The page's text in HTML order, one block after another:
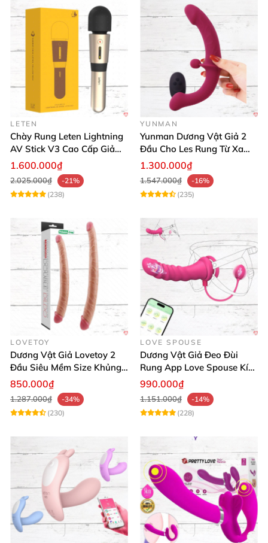
LETEN
Chày Rung Leten Lightning
AV Stick V3 Cao Cấp Giảm
Mỡ Giữ Dáng
1.600.000₫
2.025.000₫
-21%
(238)
YUNMAN
Yunman Dương Vật Giả 2
Đầu Cho Les Rung Từ Xa
Kích Thích
1.300.000₫
1.547.000₫
-16%
(235)
LOVETOY
Dương Vật Giả Lovetoy 2
Đầu Siêu Mềm Size Khủng
Thăng Hoa
850.000₫
1.287.000₫
-34%
(230)
LOVE SPOUSE
Dương Vật Giả Đeo Đùi
Rung App Love Spouse Kích
Thích Cho Les
990.000₫
1.151.000₫
-14%
(228)